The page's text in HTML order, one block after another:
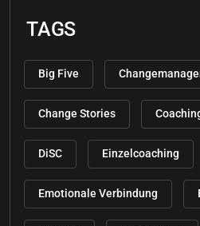
TAGS
Big Five
Change Stories
DiSC Einzelcoaching
Emotionale Verbindung